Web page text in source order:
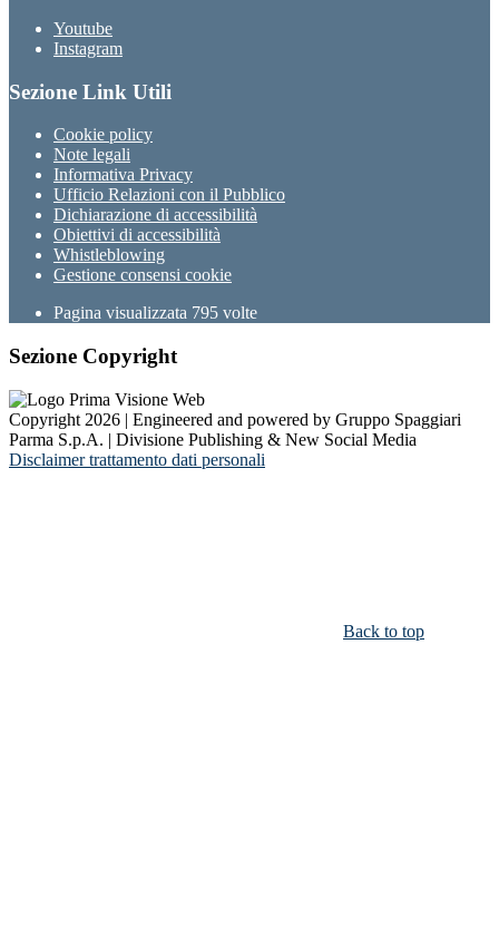
Youtube
Instagram
Sezione Link Utili
Cookie policy
Note legali
Informativa Privacy
Ufficio Relazioni con il Pubblico
Dichiarazione di accessibilità
Obiettivi di accessibilità
Whistleblowing
Gestione consensi cookie
Pagina visualizzata 795 volte
Sezione Copyright
Copyright 2026 | Engineered and powered by Gruppo Spaggiari
Parma S.p.A. | Divisione Publishing & New Social Media
Disclaimer trattamento dati personali
Back to top